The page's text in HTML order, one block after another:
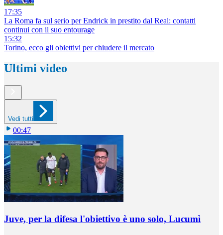
17:35
La Roma fa sul serio per Endrick in prestito dal Real: contatti
continui con il suo entourage
15:32
Torino, ecco gli obiettivi per chiudere il mercato
Ultimi video
Vedi tutti
00:47
Juve, per la difesa l'obiettivo è uno solo, Lucumì